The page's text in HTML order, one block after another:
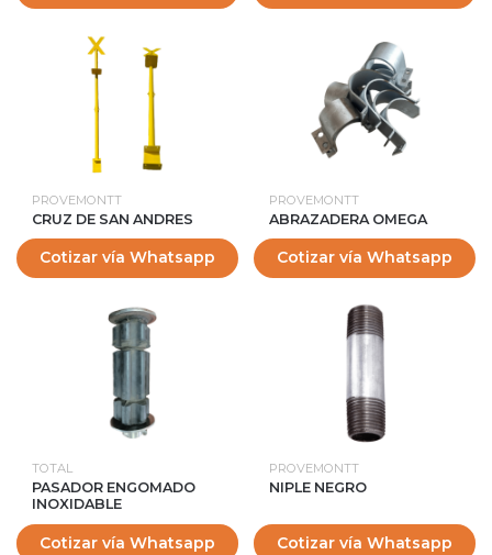
PROVEMONTT
CRUZ DE SAN ANDRES
Cotizar vía Whatsapp
PROVEMONTT
ABRAZADERA OMEGA
Cotizar vía Whatsapp
TOTAL
PASADOR ENGOMADO
INOXIDABLE
Cotizar vía Whatsapp
PROVEMONTT
NIPLE NEGRO
Cotizar vía Whatsapp